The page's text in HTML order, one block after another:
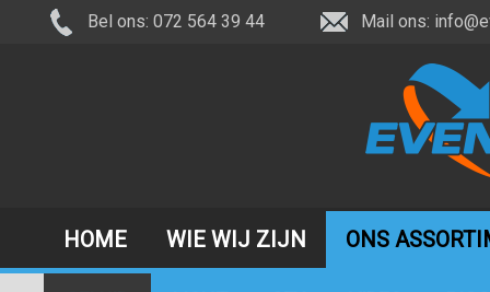
Bel ons: 072 564 39 44 Mail ons:
HOME WIE WIJ ZIJN ONS